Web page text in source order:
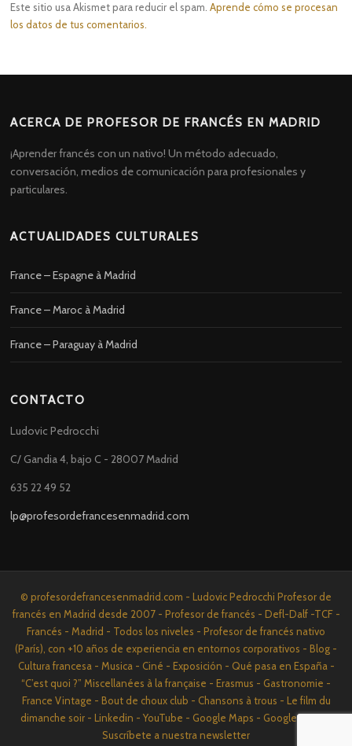
Este sitio usa Akismet para reducir el spam.Aprende cómo se procesan
los datos de tus comentarios.
ACERCA DE PROFESOR DE FRANCÉS EN MADRID
¡Aprender francés con un nativo! Un método adecuado,
conversación, medios de comunicación para profesionales y
particulares.
ACTUALIDADES CULTURALES
France – Espagne à Madrid
France – Maroc à Madrid
France – Paraguay à Madrid
CONTACTO
Ludovic Pedrocchi
C/ Gandia 4, bajo C - 28007 Madrid
635 22 49 52
lp@profesordefrancesenmadrid.com
© profesordefrancesenmadrid.com - Ludovic Pedrocchi Profesor de
francés en Madrid desde 2007 - Profesor de francés - Defl-Dalf -TCF -
Francés - Madrid - Todos los niveles - Profesor de francés nativo
(París), con +10 años de experiencia en entornos corporativos - Blog -
Cultura francesa - Musica - Ciné - Exposición - Qué pasa en España -
“C’est quoi ?” Miscellanées à la française - Erasmus - Gastronomie -
France Vintage - Bout de choux club - Chansons à trous - Le film du
dimanche soir - Linkedin - YouTube - Google Maps - Google News -
Suscríbete a nuestra newsletter